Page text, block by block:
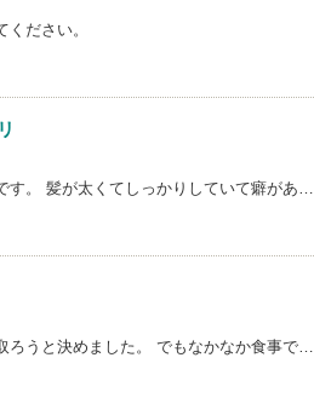
ださい。
す。 髪が太くてしっかりしていて癖があ…
ろうと決めました。 でもなかなか食事で…